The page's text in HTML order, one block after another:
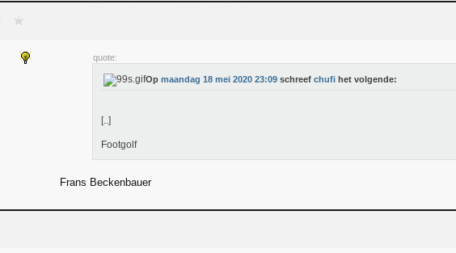
quote:
Op maandag 18 mei 2020 23:09 schreef chufi het volgende:
[..]
Footgolf
Frans Beckenbauer